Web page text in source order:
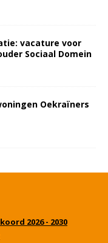
vacature voor
Sociaal Domein
Oekraïners
2026 - 2030